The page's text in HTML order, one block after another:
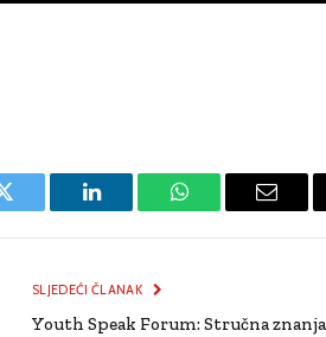
Twitter LinkedIn WhatsAppEmail
SLJEDEĆI ČLANAK
Youth Speak Forum: Stručna znanja